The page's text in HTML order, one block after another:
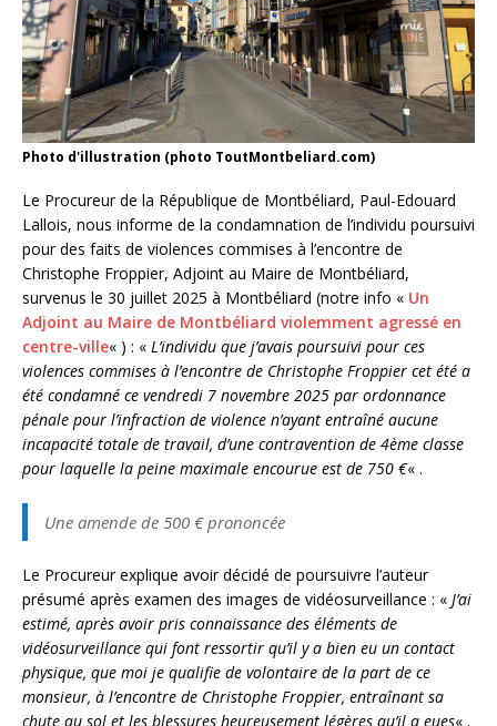
Photo d'illustration (photo ToutMontbeliard.com)
Le Procureur de la République de Montbéliard, Paul-Edouard
Lallois, nous informe de la condamnation de l’individu poursuivi
pour des faits de violences commises à l’encontre de
Christophe Froppier, Adjoint au Maire de Montbéliard,
survenus le 30 juillet 2025 à Montbéliard (notre info « Un
Adjoint au Maire de Montbéliard violemment agressé en
centre-ville« ) : « L’individu que j’avais poursuivi pour ces
violences commises à l’encontre de Christophe Froppier cet été a
été condamné ce vendredi 7 novembre 2025 par ordonnance
pénale pour l’infraction de violence n’ayant entraîné aucune
incapacité totale de travail, d’une contravention de 4ème classe
pour laquelle la peine maximale encourue est de 750 €« .
Une amende de 500 € prononcée
Le Procureur explique avoir décidé de poursuivre l’auteur
présumé après examen des images de vidéosurveillance : « J’ai
estimé, après avoir pris connaissance des éléments de
vidéosurveillance qui font ressortir qu’il y a bien eu un contact
physique, que moi je qualifie de volontaire de la part de ce
monsieur, à l’encontre de Christophe Froppier, entraînant sa
chute au sol et les blessures heureusement légères qu’il a eues« .